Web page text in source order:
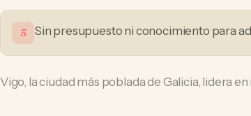
5 Sin presupuesto ni conocimiento para
Vigo, la ciudad más poblada de Galicia, lidera